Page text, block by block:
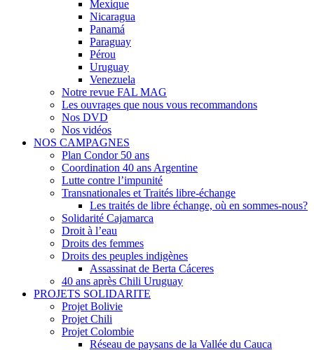
Mexique
Nicaragua
Panamá
Paraguay
Pérou
Uruguay
Venezuela
Notre revue FAL MAG
Les ouvrages que nous vous recommandons
Nos DVD
Nos vidéos
NOS CAMPAGNES
Plan Condor 50 ans
Coordination 40 ans Argentine
Lutte contre l’impunité
Transnationales et Traités libre-échange
Les traités de libre échange, où en sommes-nous?
Solidarité Cajamarca
Droit à l’eau
Droits des femmes
Droits des peuples indigènes
Assassinat de Berta Cáceres
40 ans après Chili Uruguay
PROJETS SOLIDARITE
Projet Bolivie
Projet Chili
Projet Colombie
Réseau de paysans de la Vallée du Cauca